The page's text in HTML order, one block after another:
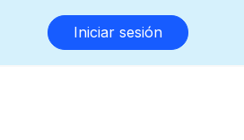
Iniciar sesión